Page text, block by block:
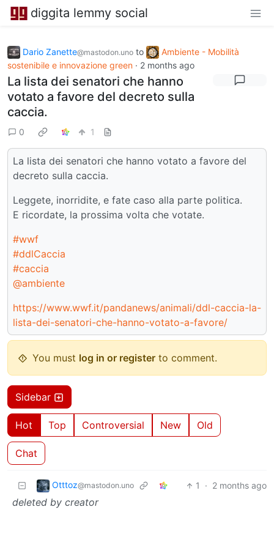
diggita lemmy social
Dario Zanette@mastodon.uno to
Ambiente - Mobilità
sostenibile e innovazione green · 2 months ago
La lista dei senatori che hanno
votato a favore del decreto sulla
caccia.
0 1
La lista dei senatori che hanno votato a favore del
decreto sulla caccia.
Leggete, inorridite, e fate caso alla parte politica.
E ricordate, la prossima volta che votate.
#wwf
#ddlCaccia
#caccia
@ambiente
https://www.wwf.it/pandanews/animali/ddl-caccia-la-
lista-dei-senatori-che-hanno-votato-a-favore/
You must log in or register to comment.
Sidebar
Hot Top Controversial New Old
Chat
Otttoz@mastodon.uno 1 · 2 months ago
deleted by creator